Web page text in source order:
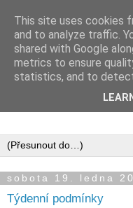
sobota 19. ledna
Týdenní podmínky
This site uses cookies
and to analyze traffic.
shared with Google
metrics to ensure
statistics, and to